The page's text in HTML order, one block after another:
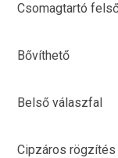
Csomagtartó
Bővíthető
Belső válaszfal
Cipzáros rögzítés